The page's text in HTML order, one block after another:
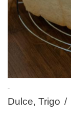
Dulce, Trigo